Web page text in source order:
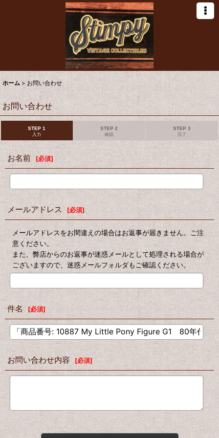
ホーム > お問い合わせ
お問い合わせ
STEP 1
入力
STEP 2
確認
STEP 3
完了
お名前 [必須]
メールアドレス [必須]
メールアドレスをお間違えの場合はお返事が届きません。ご注
意ください。
また、弊店からのお返事が迷惑メールとして処理される場合が
ございますので、迷惑メールフォルダもご確認ください。
件名 [必須]
お問い合わせ内容 [必須]